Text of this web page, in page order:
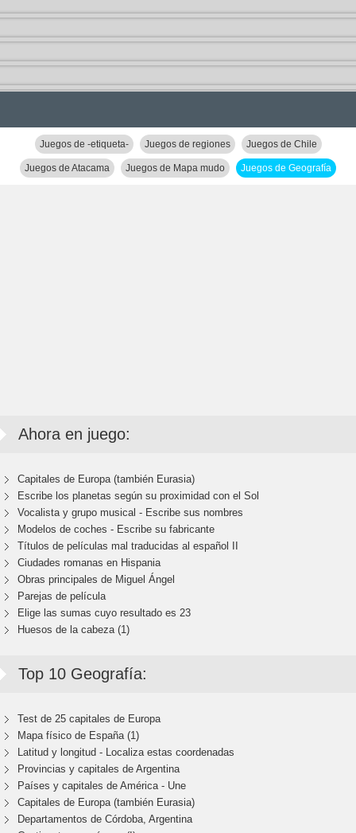
Juegos de -etiqueta- Juegos de regiones Juegos de Chile
Juegos de Atacama Juegos de Mapa mudo Juegos de Geografía
Ahora en juego:
Capitales de Europa (también Eurasia)
Escribe los planetas según su proximidad con el Sol
Vocalista y grupo musical - Escribe sus nombres
Modelos de coches - Escribe su fabricante
Títulos de películas mal traducidas al español II
Ciudades romanas en Hispania
Obras principales de Miguel Ángel
Parejas de película
Elige las sumas cuyo resultado es 23
Huesos de la cabeza (1)
Top 10 Geografía:
Test de 25 capitales de Europa
Mapa físico de España (1)
Latitud y longitud - Localiza estas coordenadas
Provincias y capitales de Argentina
Países y capitales de América - Une
Capitales de Europa (también Eurasia)
Departamentos de Córdoba, Argentina